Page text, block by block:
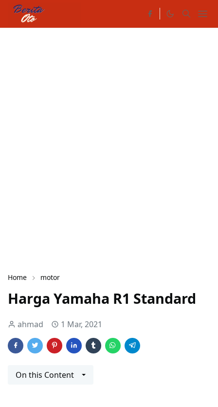
Home motor
Harga Yamaha R1 Standard
ahmad 1 Mar, 2021
On this Content